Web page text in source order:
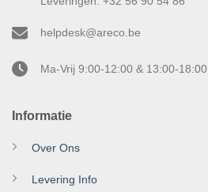
Informatie
Over Ons
Levering Info
helpdesk@areco.be
Ma-Vrij 9:00-12:00 & 13:00-18:00